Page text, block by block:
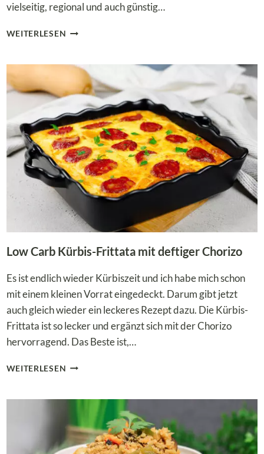
vielseitig, regional und auch günstig…
WEITERLESEN DIE
LOW
CARB
WEISSKOHL-R
EZEPTE
Low Carb Kürbis-Frittata mit deftiger Chorizo
Es ist endlich wieder Kürbiszeit und ich habe mich schon
mit einem kleinen Vorrat eingedeckt. Darum gibt jetzt
auch gleich wieder ein leckeres Rezept dazu. Die Kürbis-
Frittata ist so lecker und ergänzt sich mit der Chorizo
hervorragend. Das Beste ist,…
WEITERLESEN LOW
FRITTATA
DEFTIGER
CHORIZO